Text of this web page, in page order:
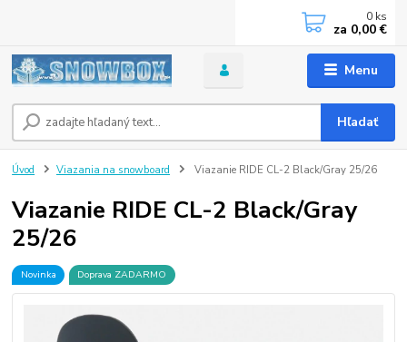
Menu
Hľadať
0 ks
za 0,00 €
Úvod Viazania na snowboard Viazanie RIDE CL-2 Black/Gray 25/26
Viazanie RIDE CL-2 Black/Gray
25/26
Novinka Doprava ZADARMO